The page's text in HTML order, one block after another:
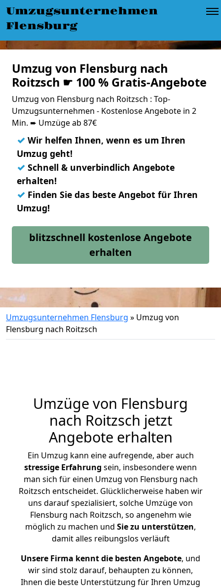
Umzugsunternehmen
Flensburg
Umzug von Flensburg nach
Roitzsch ☛ 100 % Gratis-Angebote
Umzug von Flensburg nach Roitzsch : Top-
Umzugsunternehmen - Kostenlose Angebote in 2
Min. ➨ Umzüge ab 87€
✓ Wir helfen Ihnen, wenn es um Ihren
Umzug geht!
✓ Schnell & unverbindlich Angebote
erhalten!
✓ Finden Sie das beste Angebot für Ihren
Umzug!
blitzschnell kostenlose Angebote
erhalten
Umzugsunternehmen Flensburg » Umzug von
Flensburg nach Roitzsch
Umzüge von Flensburg
nach Roitzsch jetzt
Angebote erhalten
Ein Umzug kann eine aufregende, aber auch
stressige Erfahrung sein, insbesondere wenn
man sich für einen Umzug von Flensburg nach
Roitzsch entscheidet. Glücklicherweise haben wir
uns darauf spezialisiert, solche Umzüge von
Flensburg nach Roitzsch, so angenehm wie
möglich zu machen und Sie zu unterstützen,
damit alles reibungslos verläuft
Unsere Firma kennt die besten Angebote, und
wir sind stolz darauf, behaupten zu können,
Ihnen die beste Unterstützung für Ihren Umzug